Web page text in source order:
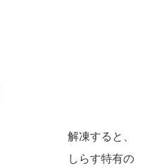
解凍すると、
しらす特有の